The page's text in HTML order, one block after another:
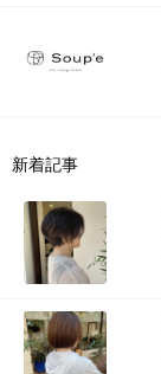
新着記事